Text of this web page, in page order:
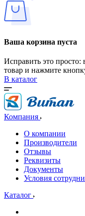
Ваша корзина пуста
Исправить это
товар и нажмите
В каталог
Компания
О компании
Производители
Отзывы
Реквизиты
Документы
Условия
Каталог